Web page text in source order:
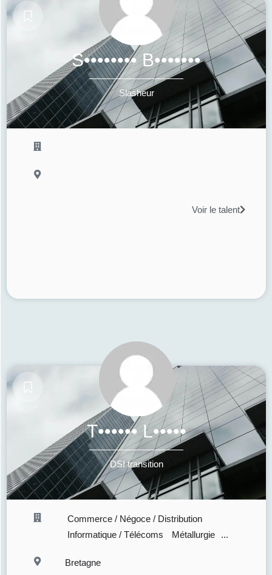
S•••••••• B•••••••
Slasheur
Voir le talent
T•••••• L•••••
DSI transition
Commerce / Négoce / Distribution
Informatique / Télécoms
Métallurgie ...
Bretagne